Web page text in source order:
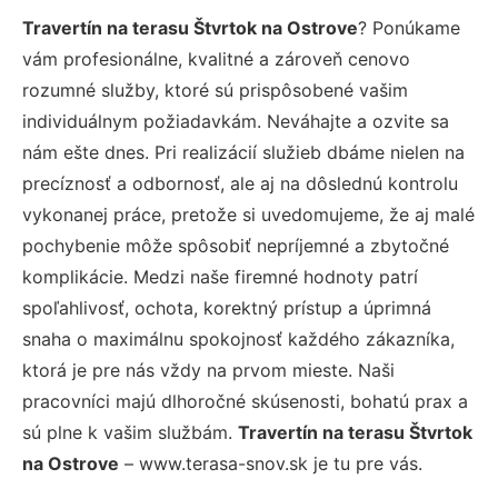
Travertín na terasu Štvrtok na Ostrove? Ponúkame
vám profesionálne, kvalitné a zároveň cenovo
rozumné služby, ktoré sú prispôsobené vašim
individuálnym požiadavkám. Neváhajte a ozvite sa
nám ešte dnes. Pri realizácií služieb dbáme nielen na
precíznosť a odbornosť, ale aj na dôslednú kontrolu
vykonanej práce, pretože si uvedomujeme, že aj malé
pochybenie môže spôsobiť nepríjemné a zbytočné
komplikácie. Medzi naše firemné hodnoty patrí
spoľahlivosť, ochota, korektný prístup a úprimná
snaha o maximálnu spokojnosť každého zákazníka,
ktorá je pre nás vždy na prvom mieste. Naši
pracovníci majú dlhoročné skúsenosti, bohatú prax a
sú plne k vašim službám. Travertín na terasu Štvrtok
na Ostrove – www.terasa-snov.sk je tu pre vás.